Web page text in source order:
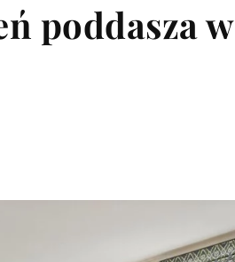
poddasza